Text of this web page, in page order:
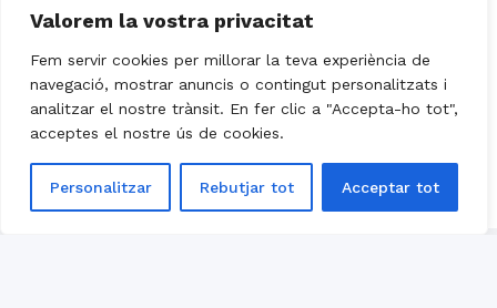
Valorem la vostra privacitat
Fem servir cookies per millorar la teva experiència de
navegació, mostrar anuncis o contingut personalitzats i
analitzar el nostre trànsit. En fer clic a "Accepta-ho tot",
acceptes el nostre ús de cookies.
Personalitzar Rebutjar tot Acceptar tot